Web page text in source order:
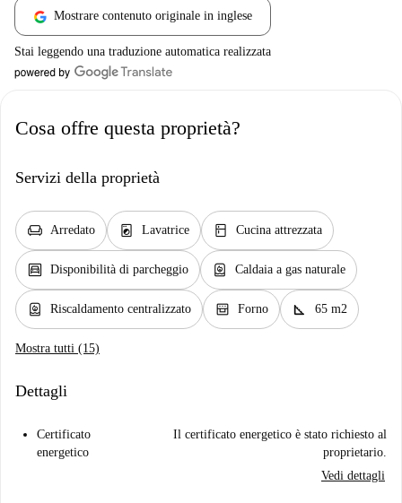
Mostrare contenuto originale in inglese
Stai leggendo una traduzione automatica realizzata
Cosa offre questa proprietà?
Servizi della proprietà
chair Arredato local_laundry_service Lavatrice kitchen Cucina attrezzata
garage Disponibilità di parcheggio water_heater Caldaia a gas naturale
water_heater Riscaldamento centralizzato oven_gen Forno square_foot 65 m2
Mostra tutti (15)
Dettagli
Certificato
energetico
Il certificato energetico è stato richiesto al
proprietario.
Vedi dettagli